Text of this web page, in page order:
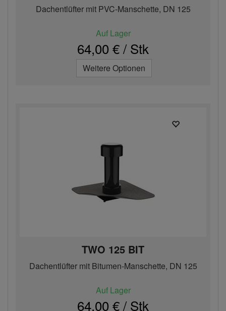
Dachentlüfter mit PVC-Manschette, DN 125
Auf Lager
64,00 € / Stk
Weitere Optionen
TWO 125 BIT
Dachentlüfter mit Bitumen-Manschette, DN 125
Auf Lager
64,00 € / Stk